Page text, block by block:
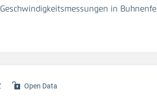
in
(H_WSP)
(H_Sohle)
Open Data